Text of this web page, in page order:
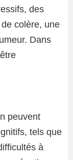
des
colère, une
Dans
peuvent
tels que
à